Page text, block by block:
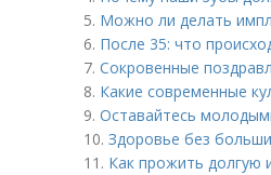
5. Можно ли делать
6. После 35: что
7. Сокровенные
8. Какие современные
9. Оставайтесь
10. Здоровье без
11. Как прожить долгую